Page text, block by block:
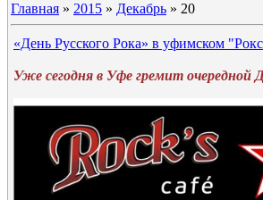
Главная » 2015 » Декабрь » 20
«День Русского Рока» в уфимском
Уже сегодня в Уфе гремит очередной